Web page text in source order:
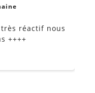
réactif nous
++++